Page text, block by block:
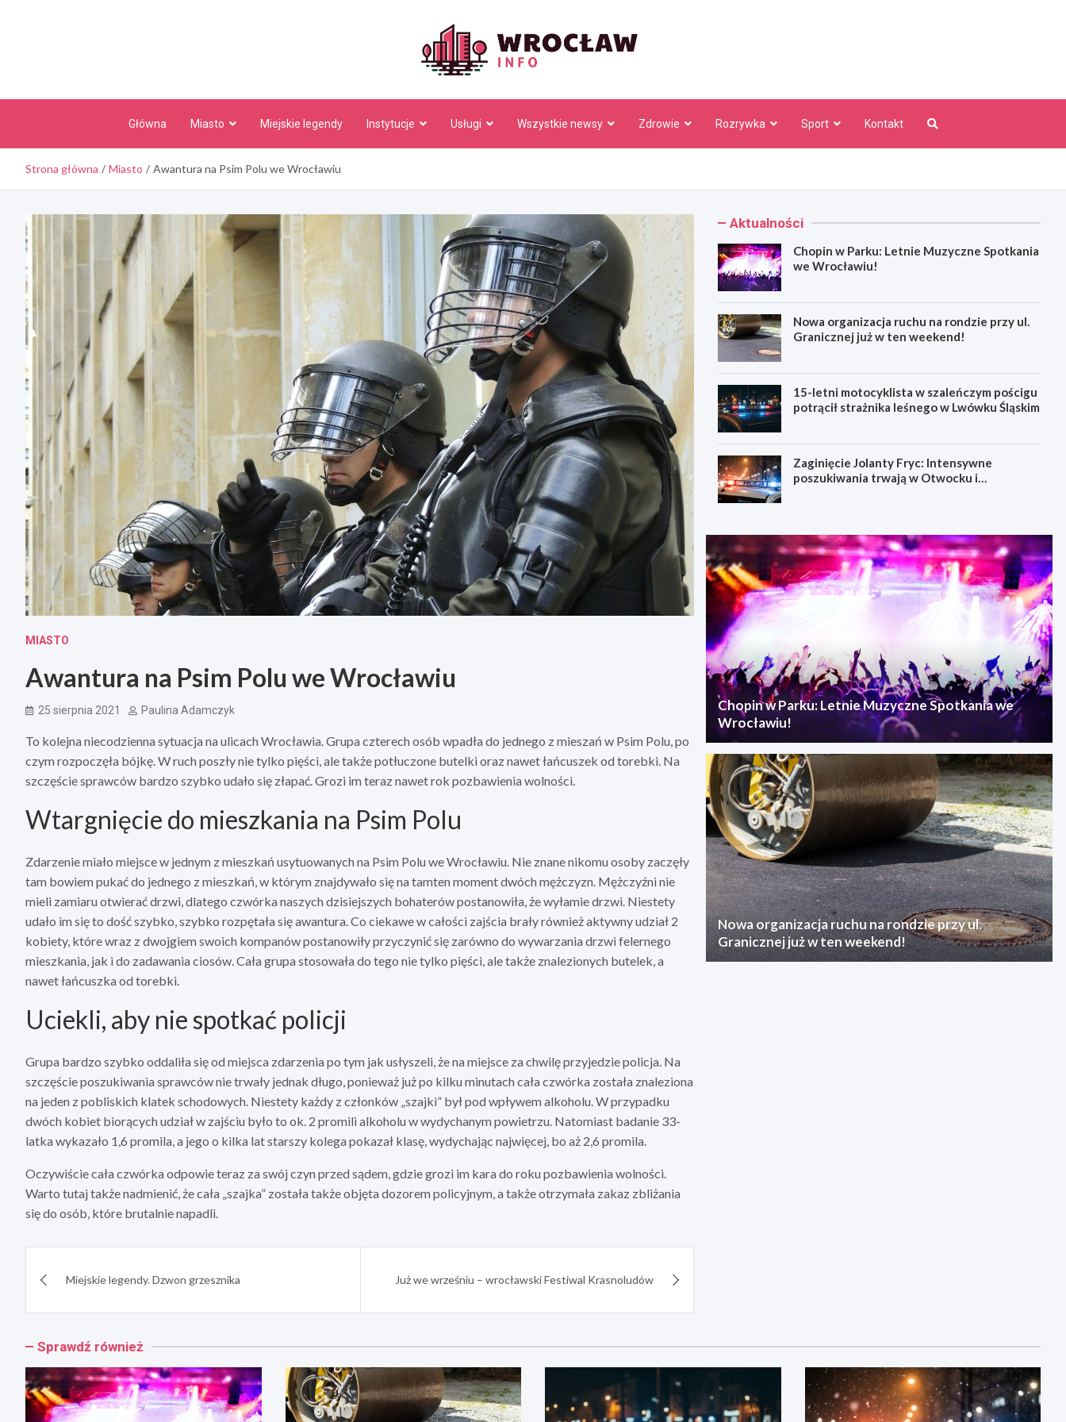
Główna Miasto Miejskie legendy Instytucje Usługi Wszystkie newsy Zdrowie Rozrywka Sport Kontakt
Strona główna Miasto Awantura na Psim Polu we Wrocławiu
MIASTO
Awantura na Psim Polu we Wrocławiu
25 sierpnia 2021 Paulina Adamczyk
To kolejna niecodzienna sytuacja na ulicach Wrocławia. Grupa czterech osób wpadła do jednego z mieszań w Psim Polu, po
czym rozpoczęła bójkę. W ruch poszły nie tylko pięści, ale także potłuczone butelki oraz nawet łańcuszek od torebki. Na
szczęście sprawców bardzo szybko udało się złapać. Grozi im teraz nawet rok pozbawienia wolności.
Wtargnięcie do mieszkania na Psim Polu
Zdarzenie miało miejsce w jednym z mieszkań usytuowanych na Psim Polu we Wrocławiu. Nie znane nikomu osoby zaczęły
tam bowiem pukać do jednego z mieszkań, w którym znajdywało się na tamten moment dwóch mężczyzn. Mężczyźni nie
mieli zamiaru otwierać drzwi, dlatego czwórka naszych dzisiejszych bohaterów postanowiła, że wyłamie drzwi. Niestety
udało im się to dość szybko, szybko rozpętała się awantura. Co ciekawe w całości zajścia brały również aktywny udział 2
kobiety, które wraz z dwojgiem swoich kompanów postanowiły przyczynić się zarówno do wywarzania drzwi felernego
mieszkania, jak i do zadawania ciosów. Cała grupa stosowała do tego nie tylko pięści, ale także znalezionych butelek, a
nawet łańcuszka od torebki.
Uciekli, aby nie spotkać policji
Grupa bardzo szybko oddaliła się od miejsca zdarzenia po tym jak usłyszeli, że na miejsce za chwilę przyjedzie policja. Na
szczęście poszukiwania sprawców nie trwały jednak długo, ponieważ już po kilku minutach cała czwórka została znaleziona
na jeden z pobliskich klatek schodowych. Niestety każdy z członków „szajki” był pod wpływem alkoholu. W przypadku
dwóch kobiet biorących udział w zajściu było to ok. 2 promili alkoholu w wydychanym powietrzu. Natomiast badanie 33-
latka wykazało 1,6 promila, a jego o kilka lat starszy kolega pokazał klasę, wydychając najwięcej, bo aż 2,6 promila.
Oczywiście cała czwórka odpowie teraz za swój czyn przed sądem, gdzie grozi im kara do roku pozbawienia wolności.
Warto tutaj także nadmienić, że cała „szajka” została także objęta dozorem policyjnym, a także otrzymała zakaz zbliżania
się do osób, które brutalnie napadli.
wpisuMiejskie legendy. Dzwon grzesznika Już we wrześniu – wrocławski Festiwal Krasnoludów
Aktualności
Chopin w Parku: Letnie Muzyczne Spotkania
we Wrocławiu!
Nowa organizacja ruchu na rondzie przy ul.
Granicznej już w ten weekend!
15-letni motocyklista w szaleńczym pościgu
potrącił strażnika leśnego w Lwówku Śląskim
Zaginięcie Jolanty Fryc: Intensywne
poszukiwania trwają w Otwocku i
Chopin w Parku: Letnie Muzyczne Spotkania we
Wrocławiu!
Nowa organizacja ruchu na rondzie przy ul.
Granicznej już w ten weekend!
Sprawdź również